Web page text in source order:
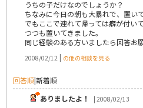
うちの子だけなのでしょうか？
ちなみに今日の朝も大暴れで、置い
でもここで連れて帰っては癖が付い
つつも置いてきました。
同じ経験のある方いましたら回答お
2008/02/12 | の他の相談を見る
回答順|新着順
ありましたよ！
| 2008/02/13